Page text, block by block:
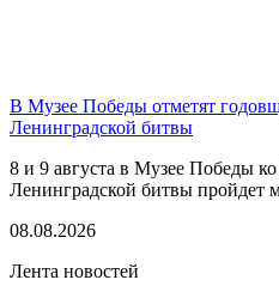
В Музее Победы отметят
Ленинградской битвы
8 и 9 августа в Музее Победы
Ленинградской битвы пройдет
08.08.2026
Лента новостей